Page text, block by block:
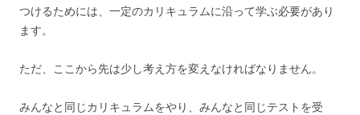
つけるためには、一定のカリキュラムに沿って学ぶ必要があり
ます。
ただ、ここから先は少し考え方を変えなければなりません。
みんなと同じカリキュラムをやり、みんなと同じテストを受